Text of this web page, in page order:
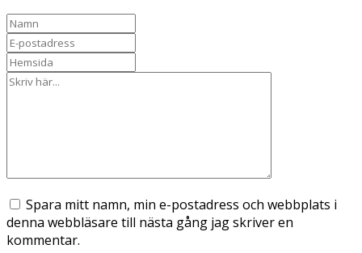
Spara mitt namn, min e-postadress och webbplats i
denna webbläsare till nästa gång jag skriver en
kommentar.